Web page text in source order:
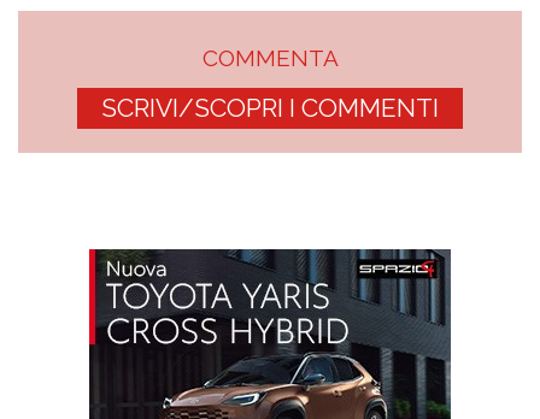
COMMENTA
SCRIVI/SCOPRI I COMMENTI